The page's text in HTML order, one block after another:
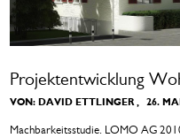
Projektentwicklung
VON: DAVID ETTLINGER 26.
Machbarkeitsstudie. LOMO AG